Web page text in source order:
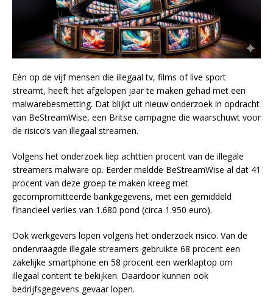
Eén op de vijf mensen die illegaal tv, films of live sport
streamt, heeft het afgelopen jaar te maken gehad met een
malwarebesmetting. Dat blijkt uit nieuw onderzoek in opdracht
van BeStreamWise, een Britse campagne die waarschuwt voor
de risico’s van illegaal streamen.
Volgens het onderzoek liep achttien procent van de illegale
streamers malware op. Eerder meldde BeStreamWise al dat 41
procent van deze groep te maken kreeg met
gecompromitteerde bankgegevens, met een gemiddeld
financieel verlies van 1.680 pond (circa 1.950 euro).
Ook werkgevers lopen volgens het onderzoek risico. Van de
ondervraagde illegale streamers gebruikte 68 procent een
zakelijke smartphone en 58 procent een werklaptop om
illegaal content te bekijken. Daardoor kunnen ook
bedrijfsgegevens gevaar lopen.